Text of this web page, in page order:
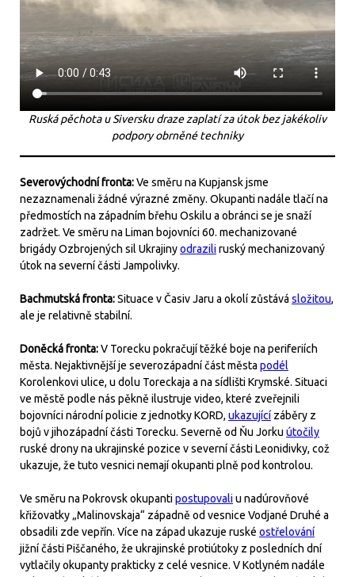
Ruská pěchota u Siversku draze zaplatí za útok bez jakékoliv
podpory obrněné techniky
Severovýchodní fronta:Ve směru na Kupjansk jsme
nezaznamenali žádné výrazné změny. Okupanti nadále tlačí na
předmostích na západním břehu Oskilu a obránci se je snaží
zadržet. Ve směru na Liman bojovníci 60. mechanizované
brigády Ozbrojených sil Ukrajinyodraziliruský mechanizovaný
útok na severní části Jampolivky.
Bachmutská fronta:Situace v Časiv Jaru a okolí zůstává složitou,
ale je relativně stabilní.
Doněcká fronta:V Torecku pokračují těžké boje na periferiích
města. Nejaktivnější je severozápadní část města podél
Korolenkovi ulice, u dolu Toreckaja a na sídlišti Krymské. Situaci
ve městě podle nás pěkně ilustruje video, které zveřejnili
bojovníci národní policie z jednotky KORD, ukazující záběry z
bojů v jihozápadní části Torecku. Severně od Ňu Jorku útočily
ruské drony na ukrajinské pozice v severní části Leonidivky, což
ukazuje, že tuto vesnici nemají okupanti plně pod kontrolou.
Ve směru na Pokrovsk okupantipostupovaliu nadúrovňové
křižovatky „Malinovskaja“ západně od vesnice Vodjané Druhé a
obsadili zde vepřín. Více na západ ukazuje ruské ostřelování
jižní části Piščaného, že ukrajinské protiútoky z posledních dní
vytlačily okupanty prakticky z celé vesnice. V Kotlyném nadále